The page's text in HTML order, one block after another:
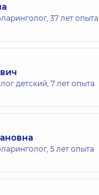
37 лет опыта
детский, 7 лет опыта
5 лет опыта